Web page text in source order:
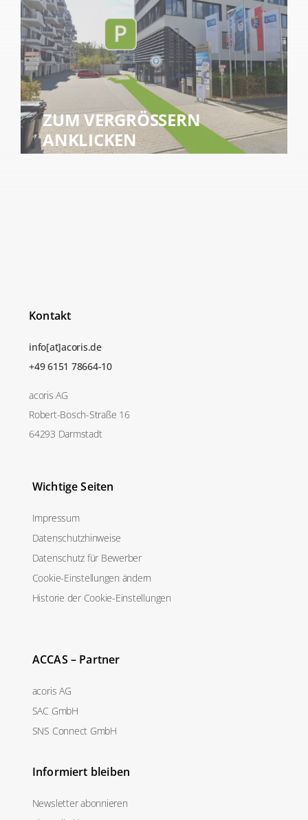
ZUM VERGRÖSSERN A
NKLICKEN
Kontakt
info[at]acoris.de
+49 6151 78664-10
acoris AG
Robert-Bosch-Straße 16
64293 Darmstadt
Wichtige Seiten
Impressum
Datenschutzhinweise
Datenschutz für Bewerber
Cookie-Einstellungen ändern
Historie der Cookie-Einstellungen
ACCAS – Partner
acoris AG
SAC GmbH
SNS Connect GmbH
Informiert bleiben
Newsletter abonnieren